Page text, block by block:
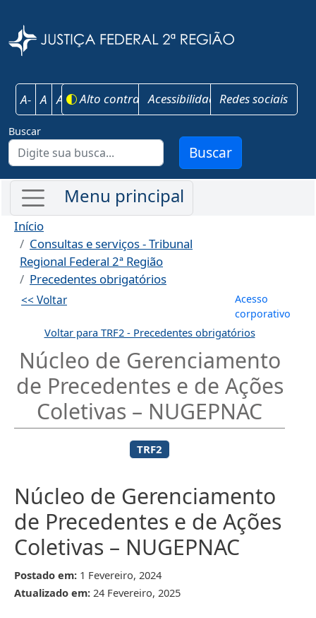
A- A A+ Alto contrasteAcessibilidadeRedes sociais
Buscar
Buscar
Início
Consultas e serviços - Tribunal
Regional Federal 2ª Região
Precedentes obrigatórios
<< Voltar Menu de
Acesso
corporativo
Voltar para TRF2 - Precedentes obrigatórios
Núcleo de Gerenciamento
de Precedentes e de Ações
Coletivas – NUGEPNAC
TRF2
Núcleo de Gerenciamento
de Precedentes e de Ações
Coletivas – NUGEPNAC
Postado em: 1 Fevereiro, 2024
Atualizado em: 24 Fevereiro, 2025